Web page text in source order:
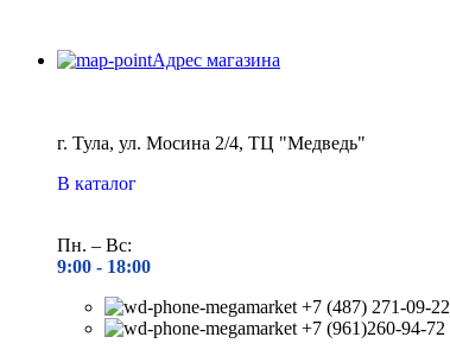
Адрес магазина
г. Тула, ул. Мосина 2/4, ТЦ "Медведь"
В каталог
Пн. – Вс:
9:00 - 18:00
+7 (487) 271-09-22
+7 (961)260-94-72